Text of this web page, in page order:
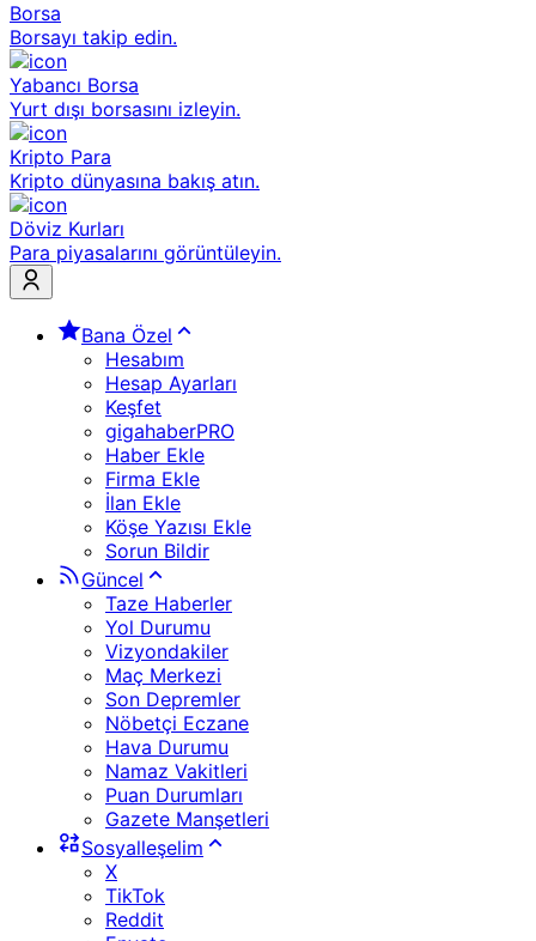
Borsa
Borsayı takip edin.
Yabancı Borsa
Yurt dışı borsasını izleyin.
Kripto Para
Kripto dünyasına bakış atın.
Döviz Kurları
Para piyasalarını görüntüleyin.
Bana Özel
Hesabım
Hesap Ayarları
Keşfet
gigahaberPRO
Haber Ekle
Firma Ekle
İlan Ekle
Köşe Yazısı Ekle
Sorun Bildir
Güncel
Taze Haberler
Yol Durumu
Vizyondakiler
Maç Merkezi
Son Depremler
Nöbetçi Eczane
Hava Durumu
Namaz Vakitleri
Puan Durumları
Gazete Manşetleri
Sosyalleşelim
X
TikTok
Reddit